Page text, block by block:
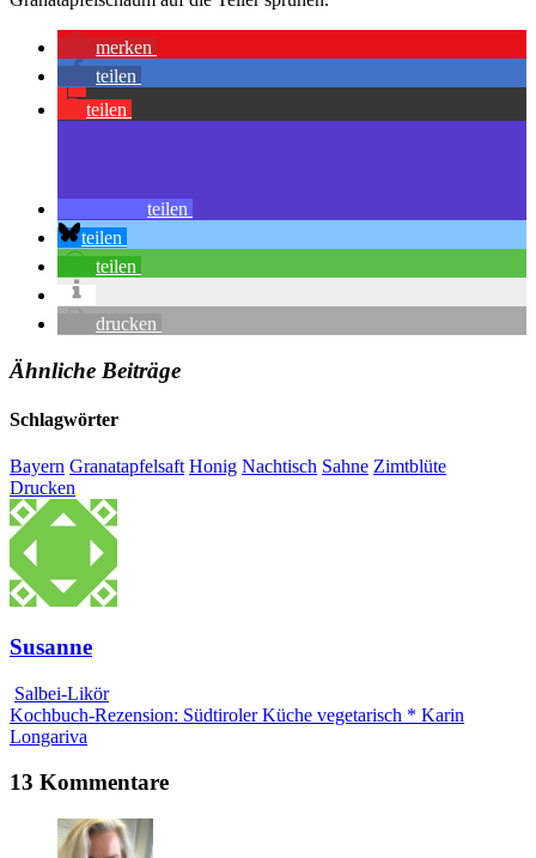
merken
teilen
teilen
teilen
teilen
teilen
drucken
Ähnliche Beiträge
Schlagwörter
Bayern Granatapfelsaft Honig Nachtisch Sahne Zimtblüte
Drucken
Susanne
Salbei-Likör
Kochbuch-Rezension: Südtiroler Küche vegetarisch * Karin
Longariva
13 Kommentare